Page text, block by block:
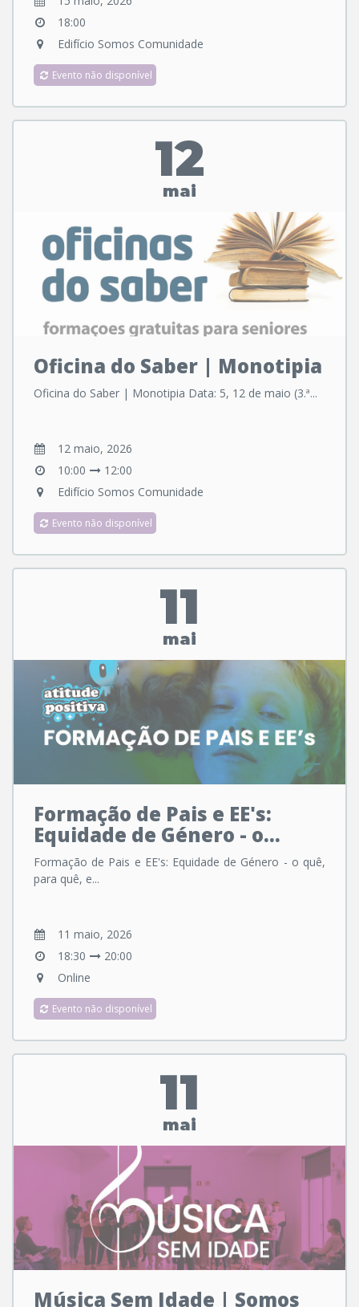
18:00
Edifício Somos Comunidade
Evento não disponível
12
mai
Oficina do Saber | Monotipia
Oficina do Saber | Monotipia Data: 5, 12 de maio (3.ª...
12 maio, 2026
10:00
12:00
Edifício Somos Comunidade
Evento não disponível
11
mai
Formação de Pais e EE's:
Equidade de Género - o...
Formação de Pais e EE's: Equidade de Género - o quê,
para quê, e...
11 maio, 2026
18:30
20:00
Online
Evento não disponível
11
mai
Música Sem Idade | Somos